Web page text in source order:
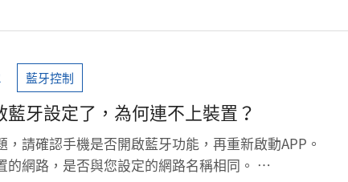
藍牙控制
藍牙設定了，為何連不上裝置？
，請確認手機是否開啟藍牙功能，再重新啟動APP。
的網路，是否與您設定的網路名稱相同。